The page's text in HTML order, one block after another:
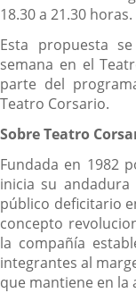
18.30 a 21.30 horas.
Esta propuesta
semana en el
parte del
Teatro Corsario.
Sobre Teatro
Fundada en 1982
inicia su
público deficitario
concepto
la compañía
integrantes al
que mantiene en la